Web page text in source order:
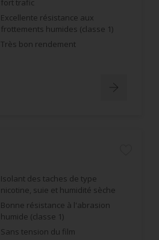
fort trafic
Excellente résistance aux
frottements humides (classe 1)
Très bon rendement
Isolant des taches de type
nicotine, suie et humidité sèche
Bonne résistance à l'abrasion
humide (classe 1)
Sans tension du film